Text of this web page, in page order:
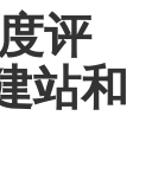
评
站和